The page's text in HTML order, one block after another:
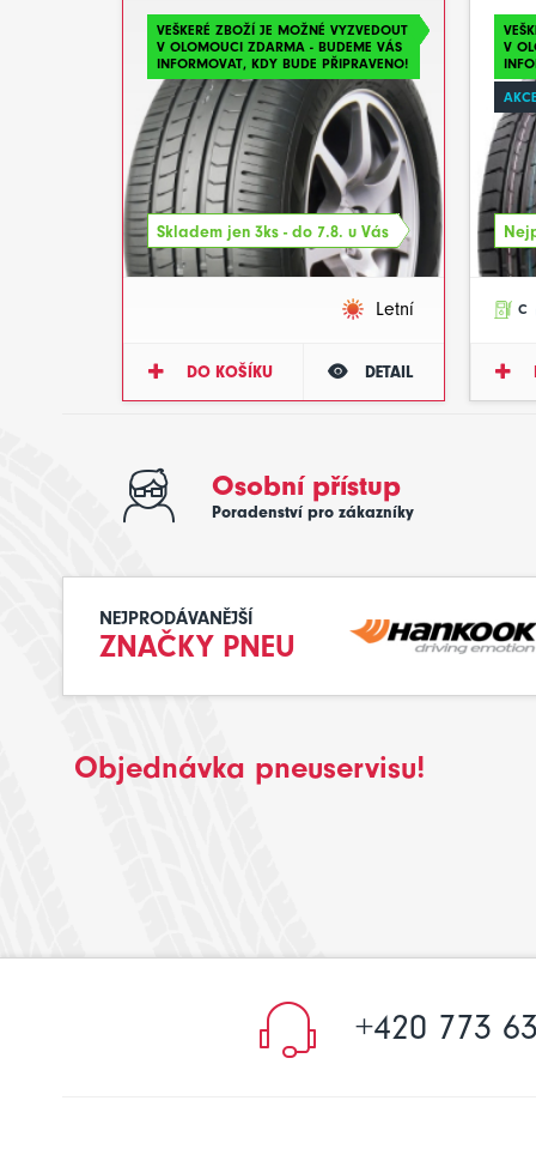
VEŠKERÉ ZBOŽÍ JE MOŽNÉ VYZVEDOUT
V OLOMOUCI ZDARMA - BUDEME VÁS
INFORMOVAT, KDY BUDE PŘIPRAVENO!
Skladem jen 3ks - do 7.8. u Vás
Letní
DO KOŠÍKU DETAIL
V
C
Osobní přístup
Poradenství pro zákazníky
NEJPRODÁVANĚJŠÍ
ZNAČKY PNEU
Objednávka pneuservisu!
+420 773